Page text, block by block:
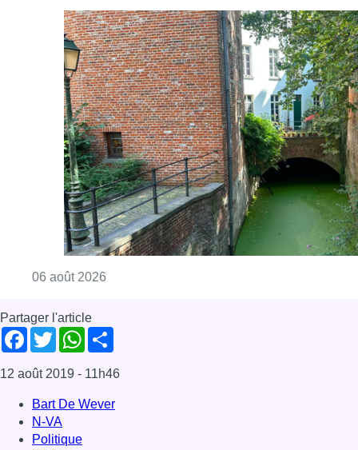
06 août 2026
Partager l'article
Facebook
TwitterWhatsApp
12 août 2019 - 11h46
Bart De Wever
N-VA
Politique